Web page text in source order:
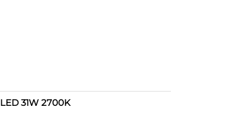
LED 31W 2700K